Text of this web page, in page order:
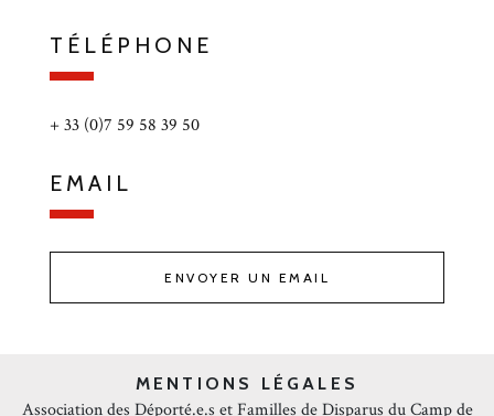
TÉLÉPHONE
+ 33 (0)7 59 58 39 50
EMAIL
ENVOYER UN EMAIL
MENTIONS LÉGALES
Association des Déporté.e.s et Familles de Disparus du Camp de